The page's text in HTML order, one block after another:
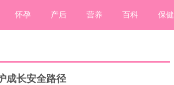
怀孕 产后 营养 百科 保健
成长安全路径